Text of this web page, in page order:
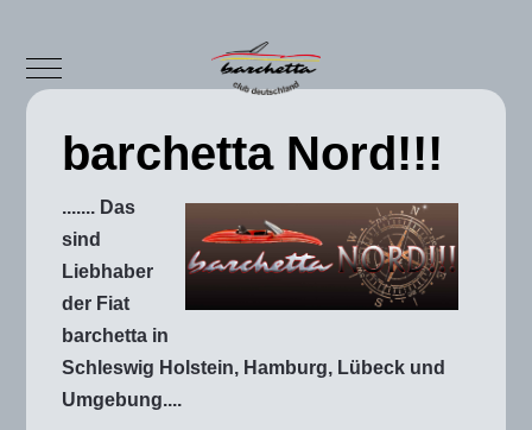
Mobile Menu Toggle
barchetta Nord!!!
....... Das
sind
Liebhaber
der Fiat
barchetta in
Schleswig Holstein, Hamburg, Lübeck und
Umgebung....